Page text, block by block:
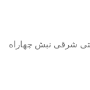
شرقی نبش چهاراه